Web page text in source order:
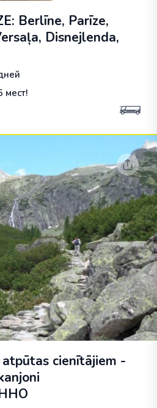
Berlīne, Parīze,
Disnejlenda,
мест!
cienītājiem -